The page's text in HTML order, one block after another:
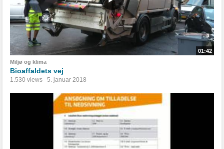
01:42
Miljø og klima
Bioaffaldets vej
1.530 views 5. januar 2018